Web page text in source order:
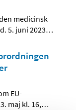
medicinsk
5. juni 2023…
EU-
maj kl. 16,…